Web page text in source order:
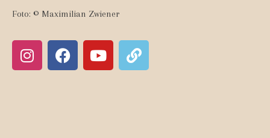
Foto: © Maximilian Zwiener